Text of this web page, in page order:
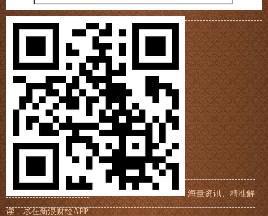
海量资讯、精准解
读，尽在新浪财经APP